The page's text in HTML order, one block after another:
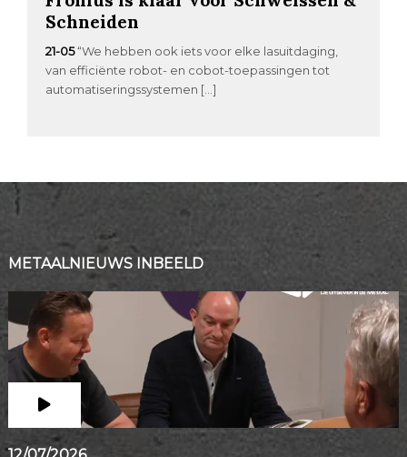
Schneiden
21-05“We hebben ook iets voor elke lasuitdaging,
van efficiënte robot- en cobot-toepassingen tot
automatiseringssystemen […]
METAALNIEUWS INBEELD